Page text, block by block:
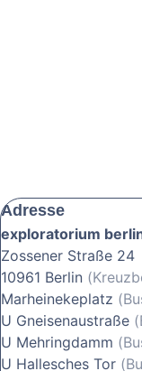
Adresse
exploratorium
Zossener Straße 24
10961 Berlin
Marheinekeplatz
U Gneisenaustraße
U Mehringdamm
U Hallesches Tor